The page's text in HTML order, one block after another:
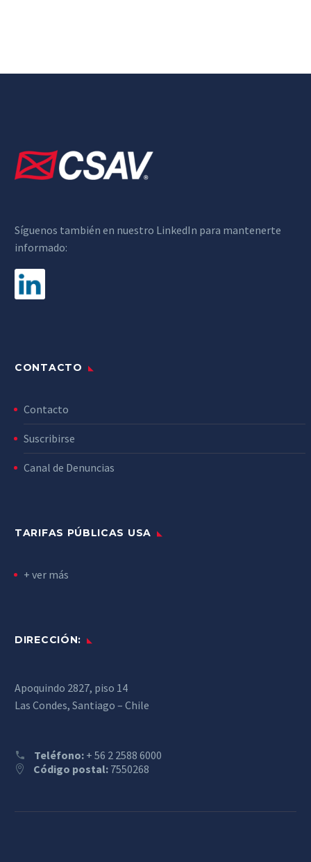
Síguenos también en nuestro LinkedIn para mantenerte
informado:
CONTACTO
Contacto
Suscribirse
Canal de Denuncias
TARIFAS PÚBLICAS USA
+ ver más
DIRECCIÓN:
Apoquindo 2827, piso 14
Las Condes, Santiago – Chile
Teléfono: + 56 2 2588 6000
Código postal: 7550268